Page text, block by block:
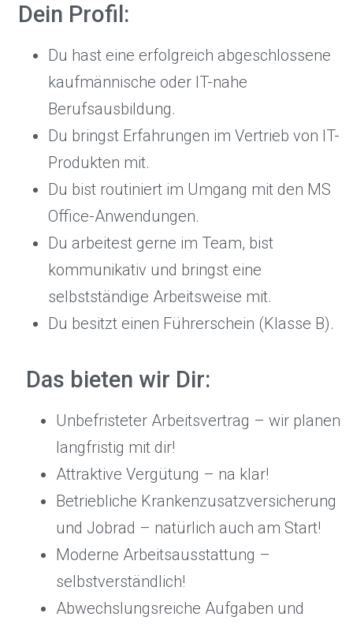
Dein Profil:
Du hast eine erfolgreich abgeschlossene
kaufmännische oder IT-nahe
Berufsausbildung.
Du bringst Erfahrungen im Vertrieb von IT-
Produkten mit.
Du bist routiniert im Umgang mit den MS
Office-Anwendungen.
Du arbeitest gerne im Team, bist
kommunikativ und bringst eine
selbstständige Arbeitsweise mit.
Du besitzt einen Führerschein (Klasse B).
Das bieten wir Dir:
Unbefristeter Arbeitsvertrag – wir planen
langfristig mit dir!
Attraktive Vergütung – na klar!
Betriebliche Krankenzusatzversicherung
und Jobrad – natürlich auch am Start!
Moderne Arbeitsausstattung –
selbstverständlich!
Abwechslungsreiche Aufgaben und